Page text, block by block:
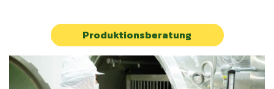
Produktionsberatung